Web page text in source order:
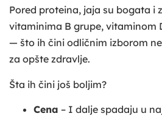
Pored proteina, jaja su bogata i
vitaminima B grupe, vitaminom
— što ih čini odličnim izborom
za opšte zdravlje.
Šta ih čini još boljim?
Cena – I dalje spadaju u